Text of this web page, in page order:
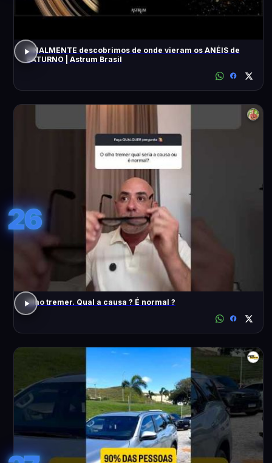
FINALMENTE descobrimos de onde vieram os ANÉIS de
SATURNO | Astrum Brasil
26
Olho tremer. Qual a causa ? É normal ?